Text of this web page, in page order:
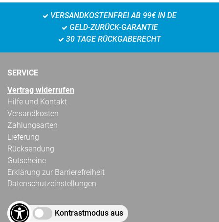
VERSANDKOSTENFREI AB 99€ IN DE
GELD-ZURÜCK-GARANTIE
30 TAGE RÜCKGABERECHT
SERVICE
Vertrag widerrufen
Hilfe und Kontakt
Versandkosten
Zahlungsarten
Lieferung
Rücksendung
Gutscheine
Erklärung zur Barrierefreiheit
Datenschutzeinstellungen
Kontrastmodus aus